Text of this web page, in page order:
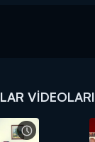
VIDEOLARI